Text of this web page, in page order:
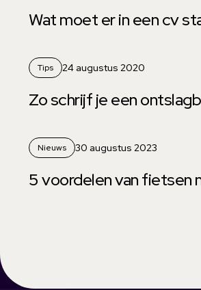
Wat moet er in een cv
Tips 24 augustus 2020
Zo schrijf je een
Nieuws 30 augustus 2023
5 voordelen van fietsen